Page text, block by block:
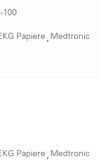
100
Papiere , Medtronic
Papiere , Medtronic